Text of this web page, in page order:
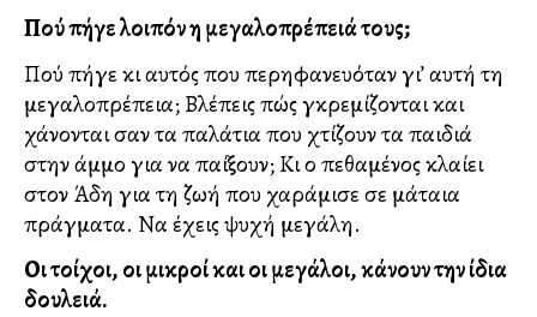
Πού πήγε λοιπόν η μεγαλοπρέπειά τους;
Πού πήγε κι αυτός που περηφανευόταν γι’ αυτή τη
μεγαλοπρέπεια; Βλέπεις πώς γκρεμίζονται και
χάνονται σαν τα παλάτια που χτίζουν τα παιδιά
στην άμμο για να παίξουν; Κι ο πεθαμένος κλαίει
στον Άδη για τη ζωή που χαράμισε σε μάταια
πράγματα. Να έχεις ψυχή μεγάλη.
Οι τοίχοι, οι μικροί και οι μεγάλοι, κάνουν την ίδια
δουλειά.